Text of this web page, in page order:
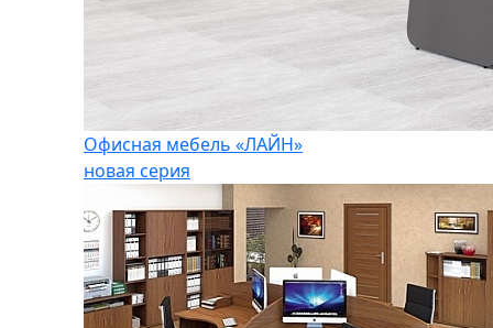
Офисная мебель «ЛАЙН»
новая серия